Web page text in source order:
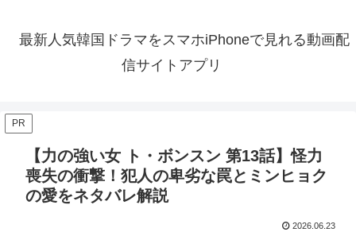
最新人気韓国ドラマをスマホiPhoneで見れる動画配
信サイトアプリ
PR
【力の強い女 ト・ボンスン 第13話】怪力
喪失の衝撃！犯人の卑劣な罠とミンヒョク
の愛をネタバレ解説
2026.06.23